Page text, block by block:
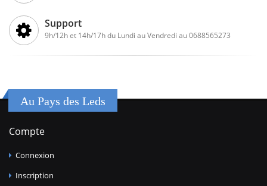
Support
9h/12h et 14h/17h du Lundi au Vendredi au 0688565273
Au Pays des Leds
Compte
Connexion
Inscription